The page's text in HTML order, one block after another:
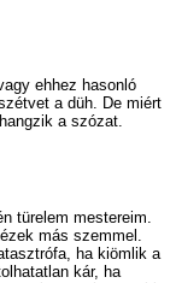
ehhez hasonló
a düh. De miért
a szózat.
türelem mestereim.
más szemmel.
ha kiömlik a
kár, ha